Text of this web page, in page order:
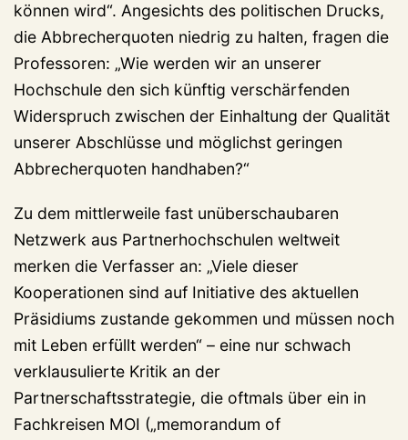
können wird“. Angesichts des politischen Drucks,
die Abbrecherquoten niedrig zu halten, fragen die
Professoren: „Wie werden wir an unserer
Hochschule den sich künftig verschärfenden
Widerspruch zwischen der Einhaltung der Qualität
unserer Abschlüsse und möglichst geringen
Abbrecherquoten handhaben?“
Zu dem mittlerweile fast unüberschaubaren
Netzwerk aus Partnerhochschulen weltweit
merken die Verfasser an: „Viele dieser
Kooperationen sind auf Initiative des aktuellen
Präsidiums zustande gekommen und müssen noch
mit Leben erfüllt werden“ – eine nur schwach
verklausulierte Kritik an der
Partnerschaftsstrategie, die oftmals über ein in
Fachkreisen MOI („memorandum of